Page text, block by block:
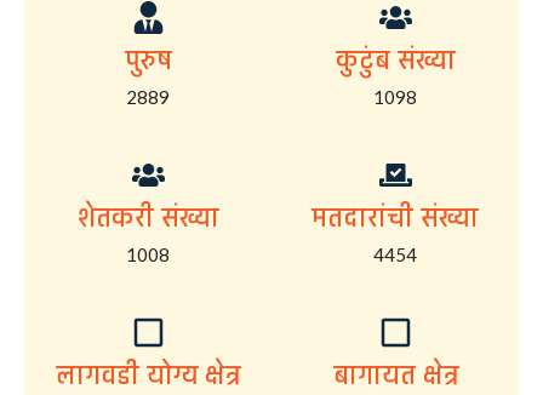
पुरुष
2889
कुटुंब संख्या
1098
शेतकरी संख्या
1008
मतदारांची संख्या
4454
लागवडी योग्य क्षेत्र बागायत क्षेत्र